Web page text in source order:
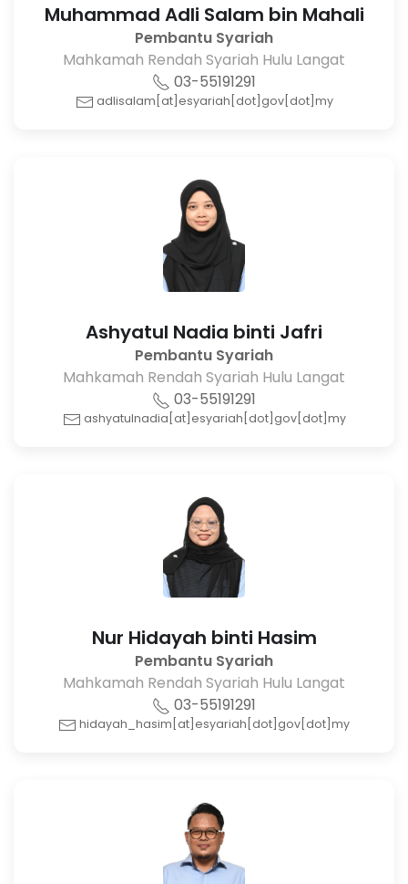
Muhammad Adli Salam bin Mahali
Pembantu Syariah
Mahkamah Rendah Syariah Hulu Langat
03-55191291
adlisalam[at]esyariah[dot]gov[dot]my
Ashyatul Nadia binti Jafri
Pembantu Syariah
Mahkamah Rendah Syariah Hulu Langat
03-55191291
ashyatulnadia[at]esyariah[dot]gov[dot]my
Nur Hidayah binti Hasim
Pembantu Syariah
Mahkamah Rendah Syariah Hulu Langat
03-55191291
hidayah_hasim[at]esyariah[dot]gov[dot]my